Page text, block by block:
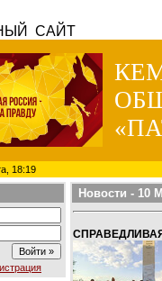
САЙТ
18:19
Новости - 10
СПРАВЕДЛИВАЯ